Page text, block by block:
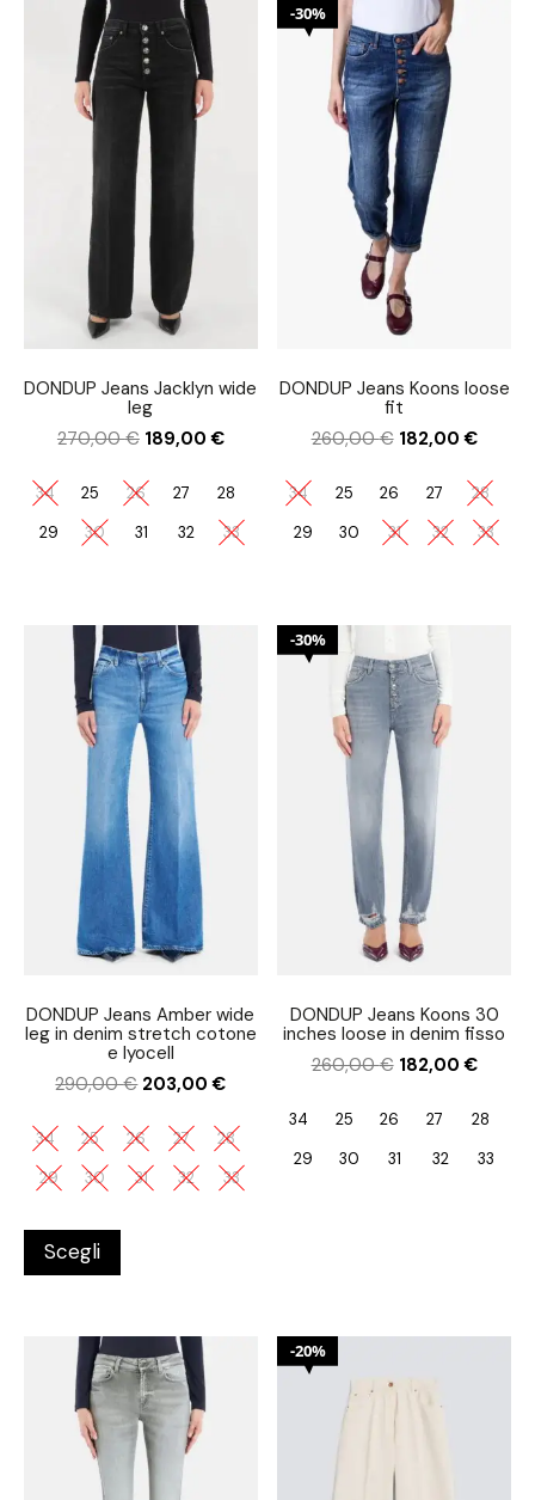
DONDUP Jeans Jacklyn wide
leg
270,00€ 189,00€
34 25 26 27
28
29
30 31 32 33
30%
DONDUP Jeans Koons loose
fit
260,00€ 182,00€
34 25 26 27
28
29
30 31 32 33
DONDUP Jeans Amber wide
leg in denim stretch cotone
e lyocell
290,00€ 203,00€
34 25 26 27
28
29
30 31 32 33
Scegli
30%
DONDUP Jeans Koons 30
inches loose in denim fisso
260,00€ 182,00€
34 25 26 27
28
29
30 31 32 33
20%